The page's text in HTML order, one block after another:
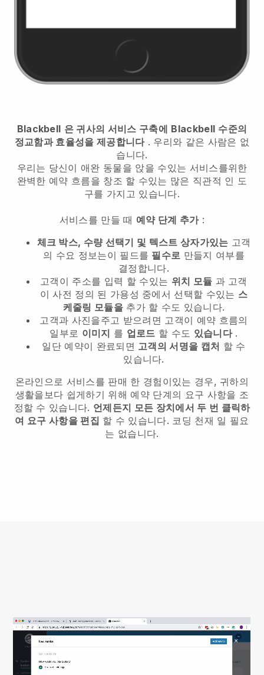
Blackbell 은 귀사의 서비스 구축에 Blackbell 수준의
정교함과 효율성을 제공합니다. 우리와 같은 사람은 없
습니다.
우리는 당신이 애완 동물을 앉을 수있는 서비스를위한
완벽한 예약 흐름을 창조 할 수있는 많은 직관적 인 도
구를 가지고 있습니다.
서비스를 만들 때 예약 단계 추가:
체크 박스, 수량 선택기 및 텍스트 상자가있는 고객
의 수요 정보는이 필드를 필수로 만들지 여부를
결정합니다.
고객이 주소를 입력 할 수있는 위치 모듈 과 고객
이 사전 정의 된 가용성 중에서 선택할 수있는 스
케줄링 모듈을추가 할 수도 있습니다.
고객과 사진을주고 받으려면 고객이 예약 흐름의
일부로 이미지 를 업로드 할 수도 있습니다.
일단 예약이 완료되면 고객의 서명을 캡처 할 수
있습니다.
온라인으로 서비스를 판매 한 경험이있는 경우, 귀하의
생활을보다 쉽게하기 위해 예약 단계의 요구 사항을 조
정할 수 있습니다. 언제든지 모든 장치에서 두 번 클릭하
여 요구 사항을 편집 할 수 있습니다. 코딩 천재 일 필요
는 없습니다.